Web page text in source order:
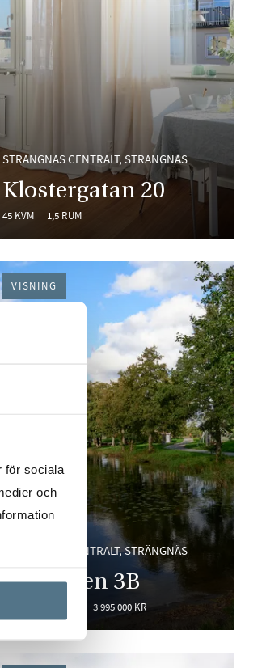
för sociala
och
STRÄNGNÄS CENTRALT, STRÄNGNÄS
Klostergatan 20
45 KVM 1,5 RUM
STRÄNGNÄS CENTRALT, STRÄNGNÄS
Sidövägen 3B
3 995 000 KR
VISNING